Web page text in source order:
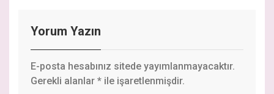
Yorum Yazın
E-posta hesabınız sitede yayımlanmayacaktır.
Gerekli alanlar * ile işaretlenmişdir.